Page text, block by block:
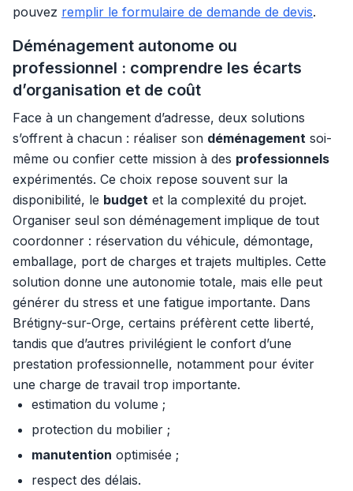
pouvez remplir le formulaire de demande de devis.
Déménagement autonome ou
professionnel : comprendre les écarts
d’organisation et de coût
Face à un changement d’adresse, deux solutions
s’offrent à chacun : réaliser son déménagement soi-
même ou confier cette mission à des professionnels
expérimentés. Ce choix repose souvent sur la
disponibilité, le budget et la complexité du projet.
Organiser seul son déménagement implique de tout
coordonner : réservation du véhicule, démontage,
emballage, port de charges et trajets multiples. Cette
solution donne une autonomie totale, mais elle peut
générer du stress et une fatigue importante. Dans
Brétigny-sur-Orge, certains préfèrent cette liberté,
tandis que d’autres privilégient le confort d’une
prestation professionnelle, notamment pour éviter
une charge de travail trop importante.
estimation du volume ;
protection du mobilier ;
manutention optimisée ;
respect des délais.